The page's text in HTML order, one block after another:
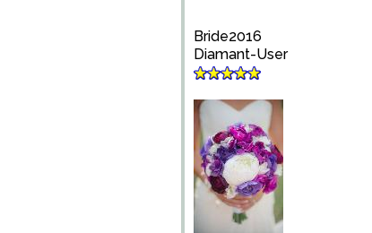
Bride2016
Diamant-User